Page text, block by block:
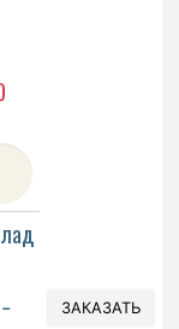
- ЗАКАЗАТЬ